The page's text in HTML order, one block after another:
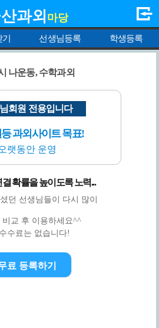
과외 마당
선생님등록 학생등록
나운동, 수학과외
회원 전용입니다
과외사이트 목표!
랫동안 운영
확률을 높이도록 노력...
던 선생님들이 다시 많이
교 후 이용하세요^^
수료는 없습니다!
료 등록하기